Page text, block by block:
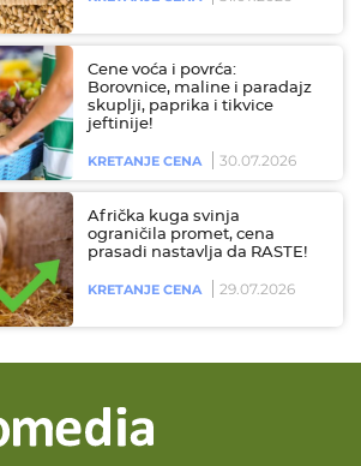
Cene voća i povrća:
Borovnice, maline i paradajz
skuplji, paprika i tikvice
jeftinije!
KRETANJE CENA 30.07.2026
Afrička kuga svinja
ograničila promet, cena
prasadi nastavlja da RASTE!
KRETANJE CENA 29.07.2026